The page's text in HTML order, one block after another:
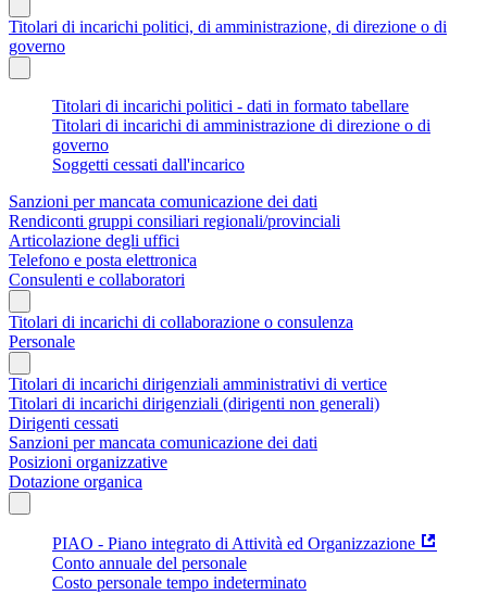
Titolari di incarichi politici, di amministrazione, di direzione o di
governo
Titolari di incarichi politici - dati in formato tabellare
Titolari di incarichi di amministrazione di direzione o di
governo
Soggetti cessati dall'incarico
Sanzioni per mancata comunicazione dei dati
Rendiconti gruppi consiliari regionali/provinciali
Articolazione degli uffici
Telefono e posta elettronica
Consulenti e collaboratori
Titolari di incarichi di collaborazione o consulenza
Personale
Titolari di incarichi dirigenziali amministrativi di vertice
Titolari di incarichi dirigenziali (dirigenti non generali)
Dirigenti cessati
Sanzioni per mancata comunicazione dei dati
Posizioni organizzative
Dotazione organica
PIAO - Piano integrato di Attività ed Organizzazione
Conto annuale del personale
Costo personale tempo indeterminato